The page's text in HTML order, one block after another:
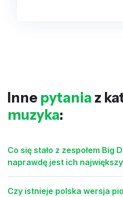
Inne pytania z
muzyka:
Co się stało z zespołem Big
naprawdę jest ich
Czy istnieje polska wersja